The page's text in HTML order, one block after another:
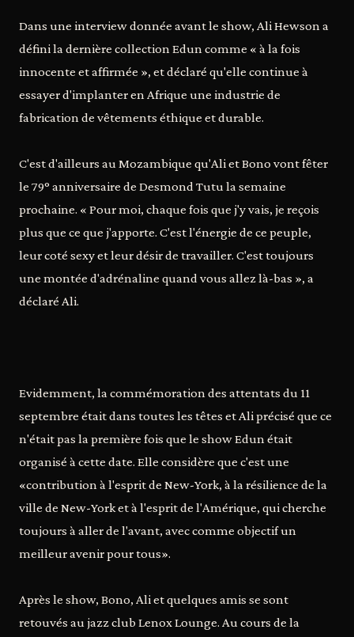
Dans une interview donnée avant le show, Ali Hewson a
défini la dernière collection Edun comme « à la fois
innocente et affirmée », et déclaré qu'elle continue à
essayer d'implanter en Afrique une industrie de
fabrication de vêtements éthique et durable.
C'est d'ailleurs au Mozambique qu'Ali et Bono vont fêter
le 79° anniversaire de Desmond Tutu la semaine
prochaine. « Pour moi, chaque fois que j'y vais, je reçois
plus que ce que j'apporte. C'est l'énergie de ce peuple,
leur coté sexy et leur désir de travailler. C'est toujours
une montée d'adrénaline quand vous allez là-bas », a
déclaré Ali.
Evidemment, la commémoration des attentats du 11
septembre était dans toutes les têtes et Ali précisé que ce
n'était pas la première fois que le show Edun était
organisé à cette date. Elle considère que c'est une
«contribution à l'esprit de New-York, à la résilience de la
ville de New-York et à l'esprit de l'Amérique, qui cherche
toujours à aller de l'avant, avec comme objectif un
meilleur avenir pour tous».
Après le show, Bono, Ali et quelques amis se sont
retouvés au jazz club Lenox Lounge. Au cours de la